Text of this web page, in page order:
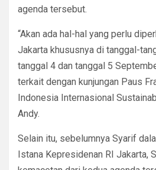
agenda tersebut.
“Akan ada hal-hal yang perlu
Jakarta khususnya di tanggal-
tanggal 4 dan tanggal 5
terkait dengan kunjungan Paus
Indonesia Internasional
Andy.
Selain itu, sebelumnya Syarif
Istana Kepresidenan RI Jakarta,